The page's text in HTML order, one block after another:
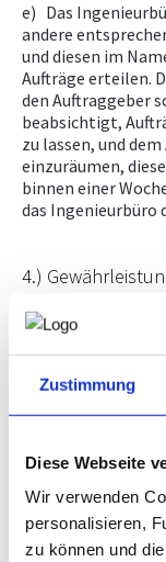
Zustimmung
Diese Webseite
Wir verwenden
personalisieren,
zu können und
e) Das
andere
und diesen im
Aufträge erteilen.
den Auftraggeber
beabsichtigt,
zu lassen, und
einzuräumen,
binnen einer
das Ingenieurbüro
4.)
a)
Mängelrügen
eingeschriebenen
Leistung oder
ausgeschlossen.
des Fehlenden
angemessener
die Durchführung
soll, zu erfüllen.